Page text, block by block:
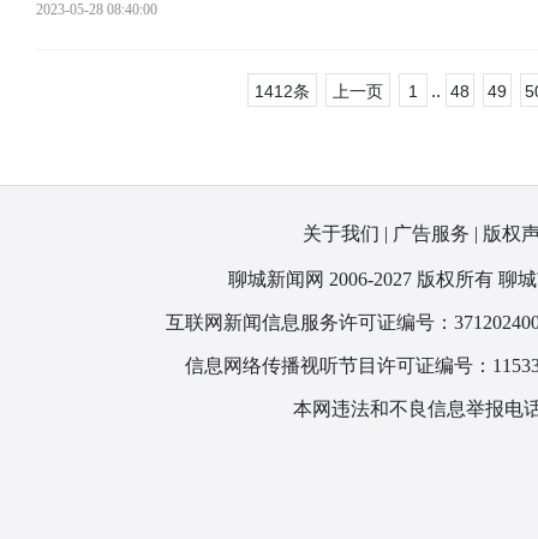
2023-05-28 08:40:00
1412条 上一页 1 .. 48 49
关于我们 | 广告服务 | 版权
聊城新闻网 2006-2027 版权所有 聊
互联网新闻信息服务许可证编号：
信息网络传播视听节目许可证编号：
本网违法和不良信息举报电